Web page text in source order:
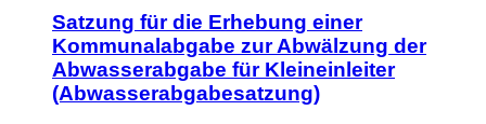
Satzung für die Erhebung einer
Kommunalabgabe zur Abwälzung der
Abwasserabgabe für Kleineinleiter
(Abwasserabgabesatzung)